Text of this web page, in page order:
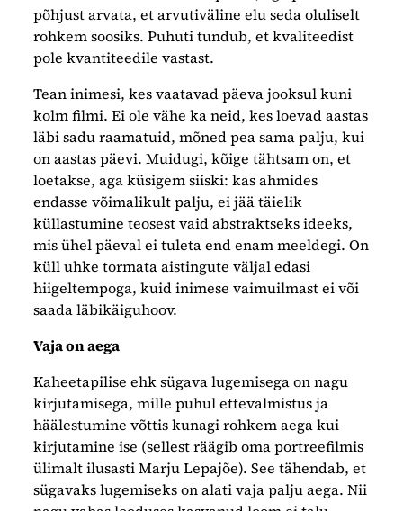
põhjust arvata, et arvutiväline elu seda oluliselt
rohkem soosiks. Puhuti tundub, et kvaliteedist
pole kvantiteedile vastast.
Tean inimesi, kes vaatavad päeva jooksul kuni
kolm filmi. Ei ole vähe ka neid, kes loevad aastas
läbi sadu raamatuid, mõned pea sama palju, kui
on aastas päevi. Muidugi, kõige tähtsam on, et
loetakse, aga küsigem siiski: kas ahmides
endasse võimalikult palju, ei jää täielik
küllastumine teosest vaid abstraktseks ideeks,
mis ühel päeval ei tuleta end enam meeldegi. On
küll uhke tormata aistingute väljal edasi
hiigeltempoga, kuid inimese vaimuilmast ei või
saada läbikäiguhoov.
Vaja on aega
Kaheetapilise ehk sügava lugemisega on nagu
kirjutamisega, mille puhul ettevalmistus ja
häälestumine võttis kunagi rohkem aega kui
kirjutamine ise (sellest räägib oma portreefilmis
ülimalt ilusasti Marju Lepajõe). See tähendab, et
sügavaks lugemiseks on alati vaja palju aega. Nii